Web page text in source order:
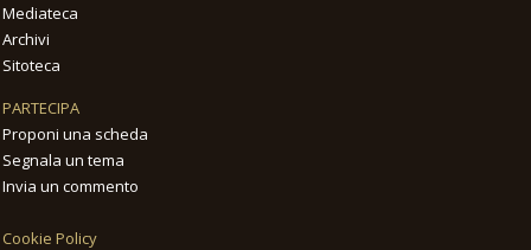
Mediateca
Archivi
Sitoteca
PARTECIPA
Proponi una scheda
Segnala un tema
Invia un commento
Cookie Policy